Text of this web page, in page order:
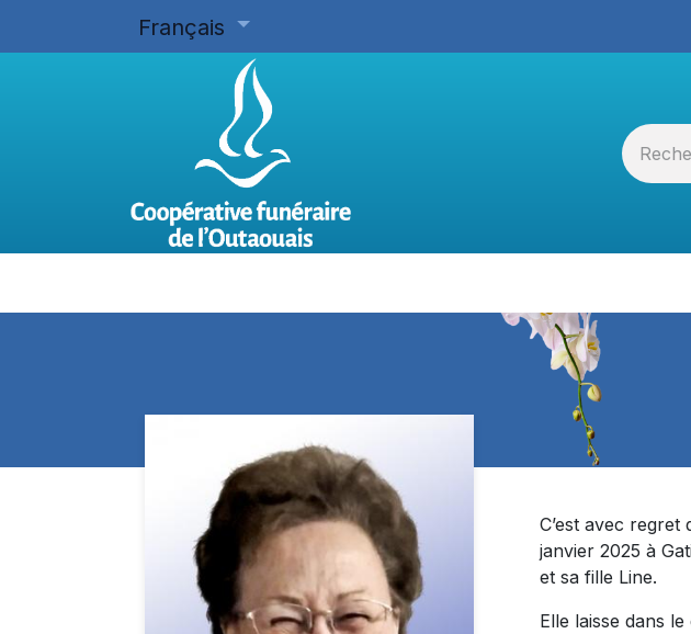
Français
C’est avec
janvier 2025 à
et sa fille Line.
Elle laisse dans